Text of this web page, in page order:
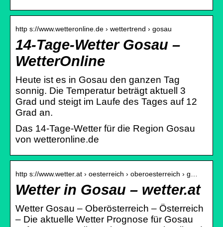
http s://www.wetteronline.de › wettertrend › gosau
14-Tage-Wetter Gosau –
WetterOnline
Heute ist es in Gosau den ganzen Tag
sonnig. Die Temperatur beträgt aktuell 3
Grad und steigt im Laufe des Tages auf 12
Grad an.
Das 14-Tage-Wetter für die Region Gosau
von wetteronline.de
http s://www.wetter.at › oesterreich › oberoesterreich › g…
Wetter in Gosau – wetter.at
Wetter Gosau – Oberösterreich – Österreich
– Die aktuelle Wetter Prognose für Gosau